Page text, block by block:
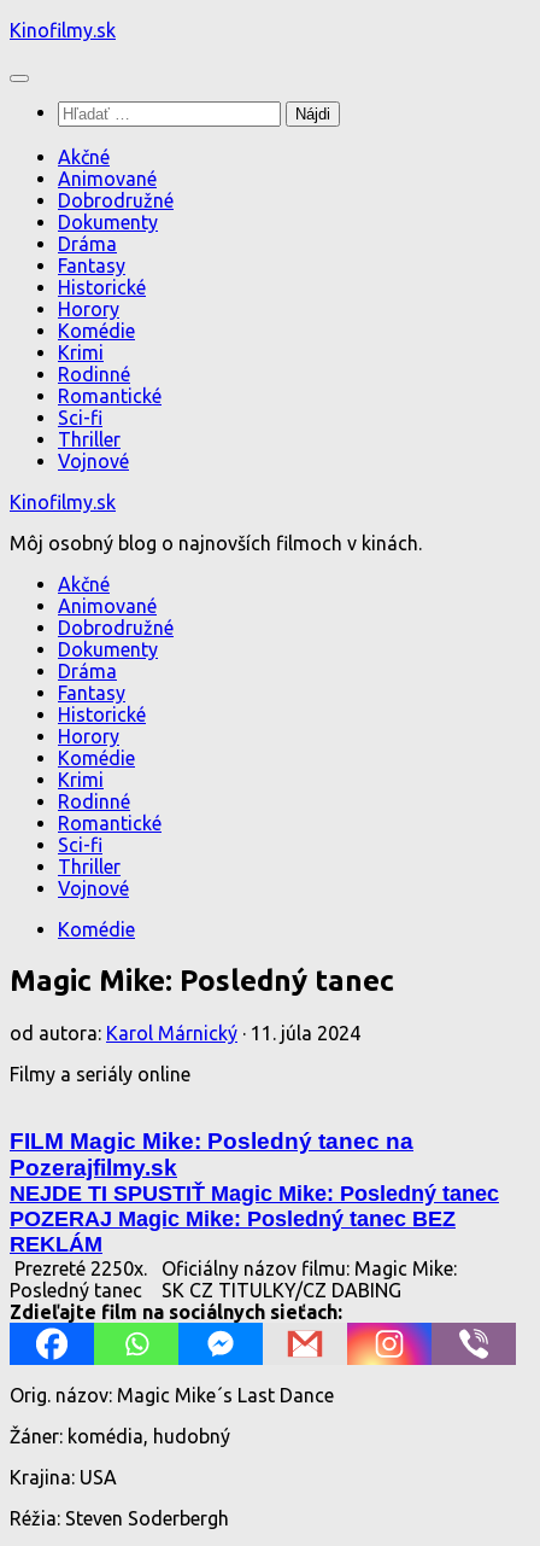
Preskočiť
obsah
Kinofilmy.sk
Hľadať:
Akčné
Animované
Dobrodružné
Dokumenty
Dráma
Fantasy
Historické
Horory
Komédie
Krimi
Rodinné
Romantické
Sci-fi
Thriller
Vojnové
Kinofilmy.sk
Môj osobný blog o najnovších filmoch v kinách.
Akčné
Animované
Dobrodružné
Dokumenty
Dráma
Fantasy
Historické
Horory
Komédie
Krimi
Rodinné
Romantické
Sci-fi
Thriller
Vojnové
Komédie
Magic Mike: Posledný tanec
od autora: Karol Márnický · 11. júla 2024
Filmy a seriály online
FILM Magic Mike: Posledný tanec na
Pozerajfilmy.sk
NEJDE TI SPUSTIŤ Magic Mike: Posledný tanec
POZERAJ Magic Mike: Posledný tanec BEZ
REKLÁM
Prezreté 2250x.
Oficiálny názov filmu: Magic Mike:
Posledný tanec
SK CZ TITULKY/CZ DABING
Zdieľajte film na sociálnych sieťach:
Orig. názov: Magic Mike´s Last Dance
Žáner: komédia, hudobný
Krajina: USA
Réžia: Steven Soderbergh